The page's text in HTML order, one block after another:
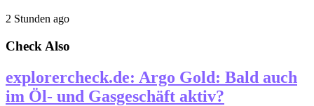
2 Stunden ago
Check Also
explorercheck.de: Argo Gold: Bald auch
im Öl- und Gasgeschäft aktiv?